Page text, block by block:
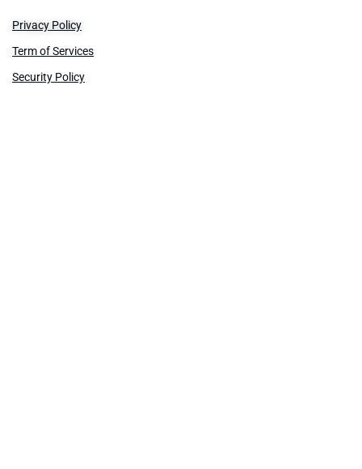
Privacy Policy
Term of Services
Security Policy